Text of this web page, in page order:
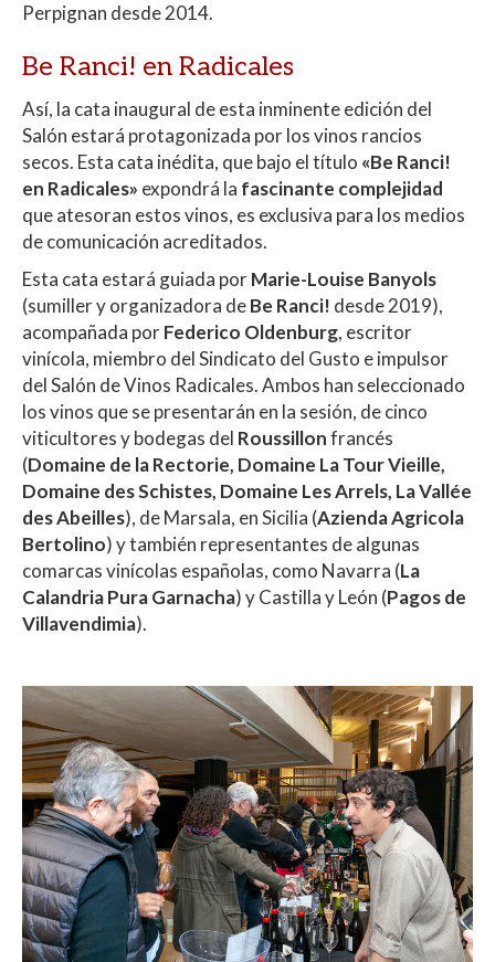
Perpignan desde 2014.
Be Ranci! en Radicales
Así, la cata inaugural de esta inminente edición del
Salón estará protagonizada por los vinos rancios
secos. Esta cata inédita, que bajo el título «Be Ranci!
en Radicales» expondrá la fascinante complejidad
que atesoran estos vinos, es exclusiva para los medios
de comunicación acreditados.
Esta cata estará guiada porMarie-Louise Banyols
(sumiller y organizadora deBe Ranci! desde 2019),
acompañada porFederico Oldenburg, escritor
vinícola, miembro del Sindicato del Gusto e impulsor
del Salón de Vinos Radicales. Ambos han seleccionado
los vinos que se presentarán en la sesión, de cinco
viticultores y bodegas del Roussillonfrancés
(Domaine de la Rectorie, Domaine La Tour Vieille,
Domaine des Schistes, Domaine Les Arrels, La Vallée
des Abeilles), de Marsala, en Sicilia (Azienda Agricola
Bertolino) y también representantes de algunas
comarcas vinícolas españolas, como Navarra (La
Calandria Pura Garnacha) y Castilla y León (Pagos de
Villavendimia).